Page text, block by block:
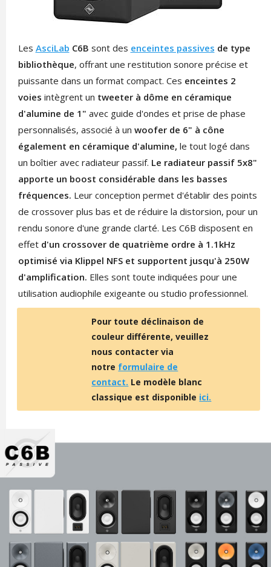
Les AsciLab C6B sont des enceintes passives de type
bibliothèque, offrant une restitution sonore précise et
puissante dans un format compact. Ces enceintes 2
voies intègrent un tweeter à dôme en céramique
d'alumine de 1" avec guide d'ondes et prise de phase
personnalisés, associé à un woofer de 6" à cône
également en céramique d'alumine, le tout logé dans
un boîtier avec radiateur passif. Le radiateur passif 5x8"
apporte un boost considérable dans les basses
fréquences. Leur conception permet d'établir des points
de crossover plus bas et de réduire la distorsion, pour un
rendu sonore d'une grande clarté. Les C6B disposent en
effetd'un crossover de quatrième ordre à 1.1kHz
optimisé via Klippel NFS et supportent jusqu'à 250W
d'amplification. Elles sont toute indiquées pour une
utilisation audiophile exigeante ou studio professionnel.
Pour toute déclinaison de
couleur différente, veuillez
nous contacter via
notre formulaire de
contact. Le modèle blanc
classique est disponible ici.